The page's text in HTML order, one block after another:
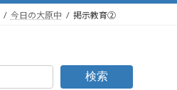
今日の大原中 掲示教育②
検索